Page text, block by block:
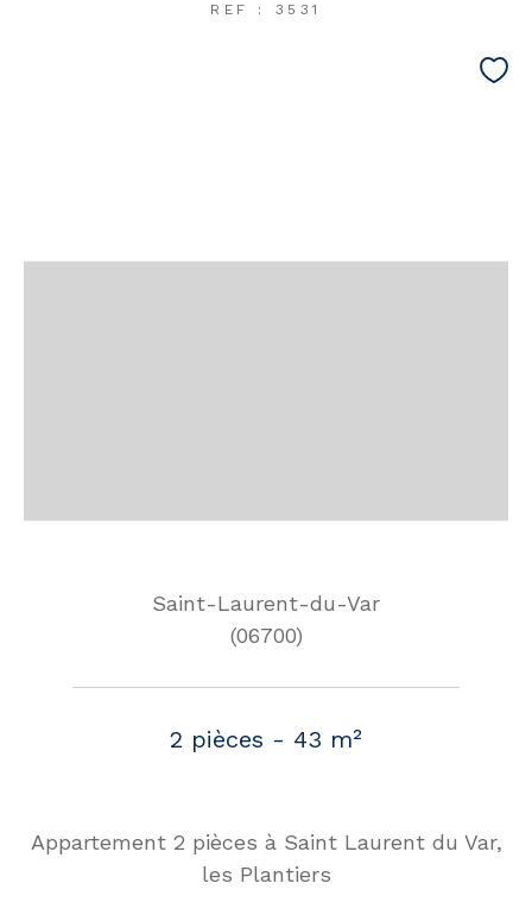
REF : 3531
Saint-Laurent-du-Var
(06700)
2 pièces - 43 m²
Appartement 2 pièces à Saint Laurent du Var,
les Plantiers